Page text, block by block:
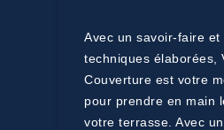
Avec un savoir-faire et
techniques élaborées,
Couverture est votre
pour prendre en main
votre terrasse. Avec